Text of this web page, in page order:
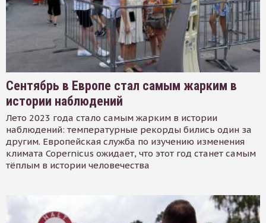
Сентябрь в Европе стал самым жарким в
истории наблюдений
Лето 2023 года стало самым жарким в истории
наблюдений: температурные рекорды бились один за
другим. Европейская служба по изучению изменения
климата Copernicus ожидает, что этот год станет самым
тёплым в истории человечества